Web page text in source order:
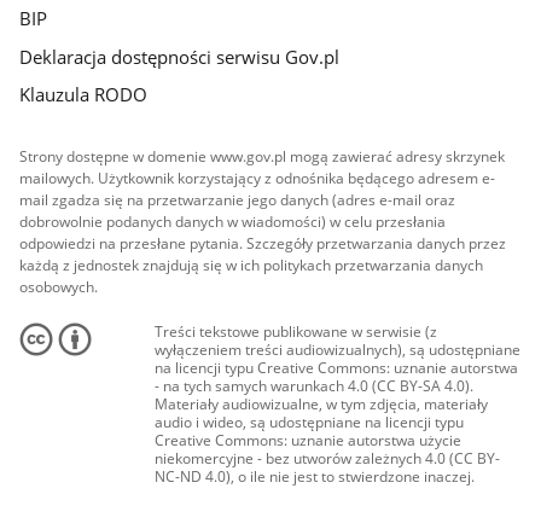
BIP
Deklaracja dostępności serwisu Gov.pl
Klauzula RODO
Strony dostępne w domenie www.gov.pl mogą zawierać adresy skrzynek
mailowych. Użytkownik korzystający z odnośnika będącego adresem e-
mail zgadza się na przetwarzanie jego danych (adres e-mail oraz
dobrowolnie podanych danych w wiadomości) w celu przesłania
odpowiedzi na przesłane pytania. Szczegóły przetwarzania danych przez
każdą z jednostek znajdują się w ich politykach przetwarzania danych
osobowych.
Treści tekstowe publikowane w serwisie (z
wyłączeniem treści audiowizualnych), są udostępniane
na licencji typu Creative Commons: uznanie autorstwa
- na tych samych warunkach 4.0 (CC BY-SA 4.0).
Materiały audiowizualne, w tym zdjęcia, materiały
audio i wideo, są udostępniane na licencji typu
Creative Commons: uznanie autorstwa użycie
niekomercyjne - bez utworów zależnych 4.0 (CC BY-
NC-ND 4.0), o ile nie jest to stwierdzone inaczej.